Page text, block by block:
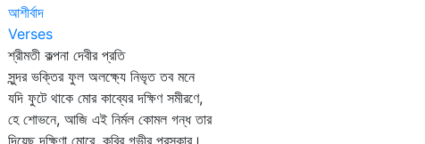
আশীর্বাদ
Verses
শ্রীমতী কল্পনা দেবীর প্রতি
সুন্দর ভক্তির ফুল অলক্ষ্যে নিভৃত তব মনে
যদি ফুটে থাকে মোর কাব্যের দক্ষিণ সমীরণে,
হে শোভনে, আজি এই নির্মল কোমল গন্ধ তার
দিয়েছ দক্ষিণা মোরে, কবির গভীর পুরস্কার।